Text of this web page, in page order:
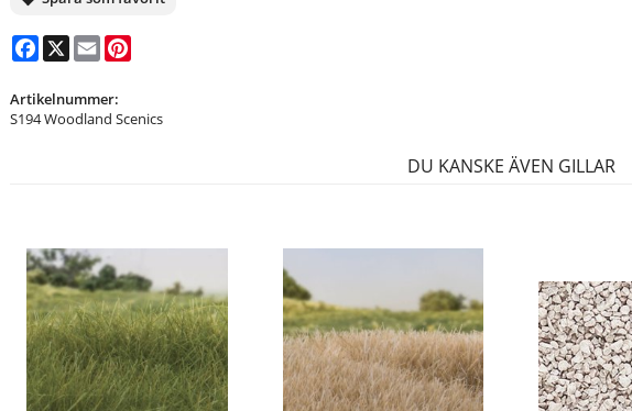
Facebook
X Email
Artikelnummer:
S194 Woodland Scenics
DU KANSKE ÄVEN GILLAR